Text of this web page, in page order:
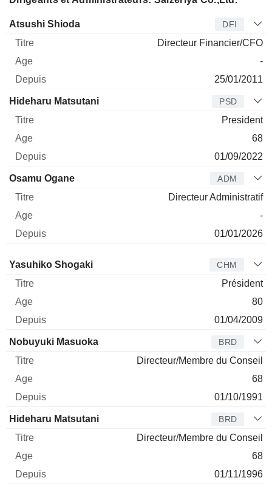
Dirigeant Titre Age
Atsushi Shioda DFI
Directeur Financier/CFO
-
25/01/2011
Hideharu Matsutani PSD
President
68
01/09/2022
Osamu Ogane ADM
Directeur Administratif
-
01/01/2026
Administrateur Titre
Yasuhiko Shogaki CHM
Président
80
01/04/2009
Nobuyuki Masuoka BRD
Directeur/Membre du Conseil
68
01/10/1991
Hideharu Matsutani BRD
Directeur/Membre du Conseil
68
01/11/1996